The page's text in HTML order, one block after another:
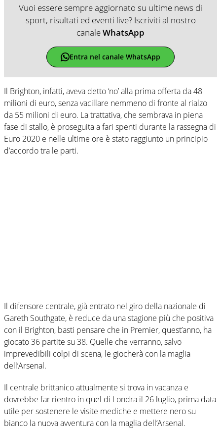
Vuoi essere sempre aggiornato su ultime news di
sport, risultati ed eventi live? Iscriviti al nostro
canaleWhatsApp
Entra nel canale WhatsApp
Il Brighton, infatti, aveva detto ‘no’ alla prima offerta da 48
milioni di euro, senza vacillare nemmeno di fronte al rialzo
da 55 milioni di euro. La trattativa, che sembrava in piena
fase di stallo, è proseguita a fari spenti durante la rassegna di
Euro 2020 e nelle ultime ore è stato raggiunto un principio
d’accordo tra le parti.
Il difensore centrale, già entrato nel giro della nazionale di
Gareth Southgate, è reduce da una stagione più che positiva
con il Brighton, basti pensare che in Premier, quest’anno, ha
giocato 36 partite su 38. Quelle che verranno, salvo
imprevedibili colpi di scena, le giocherà con la maglia
dell’Arsenal.
Il centrale brittanico attualmente si trova in vacanza e
dovrebbe far rientro in quel di Londra il 26 luglio, prima data
utile per sostenere le visite mediche e mettere nero su
bianco la nuova avventura con la maglia dell’Arsenal.